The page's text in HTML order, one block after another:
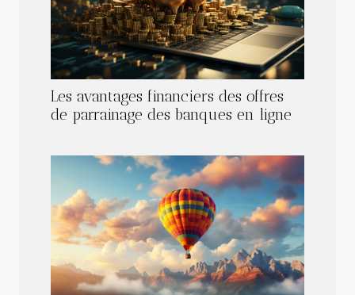
Les avantages financiers des offres
de parrainage des banques en ligne